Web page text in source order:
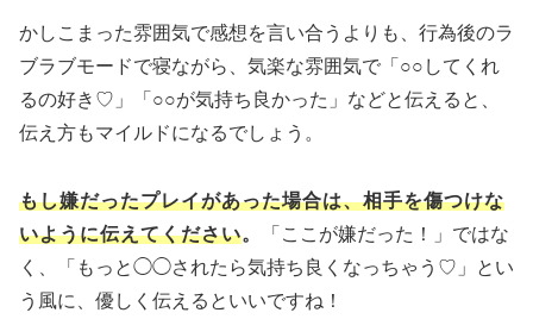
かしこまった雰囲気で感想を言い合うよりも、行為後のラ
ブラブモードで寝ながら、気楽な雰囲気で「○○してくれ
るの好き♡」「○○が気持ち良かった」などと伝えると、
伝え方もマイルドになるでしょう。
もし嫌だったプレイがあった場合は、相手を傷つけな
いように伝えてください。
「ここが嫌だった！」ではな
く、「もっと◯◯されたら気持ち良くなっちゃう♡」とい
う風に、優しく伝えるといいですね！